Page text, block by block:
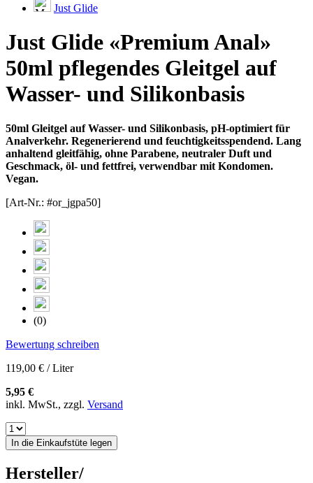
Just Glide
Just Glide «Premium Anal»
50ml pflegendes Gleitgel auf
Wasser- und Silikonbasis
50ml Gleitgel auf Wasser- und Silikonbasis, pH-optimiert für
Analverkehr. Regenerierend und feuchtigkeitsspendend. Lang
anhaltend gleitfähig, ohne Parabene, neutraler Duft und
Geschmack, öl- und fettfrei, verwendbar mit Kondomen.
Vegan.
[Art-Nr.: #or_jgpa50]
(0)
Bewertung schreiben
119,00 € / Liter
5,95 €
inkl. MwSt., zzgl. Versand
In die Einkaufstüte legen
Hersteller/